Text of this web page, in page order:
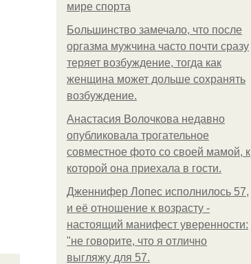
мире спорта
Большинство замечало, что после
оргазма мужчина часто почти сразу
теряет возбуждение, тогда как
женщина может дольше сохранять
возбуждение.
Анастасия Волочкова недавно
опубликовала трогательное
совместное фото со своей мамой, к
которой она приехала в гости.
Дженнифер Лопес исполнилось 57,
и её отношение к возрасту -
настоящий манифест уверенности:
"не говорите, что я отлично
выгляжу для 57.